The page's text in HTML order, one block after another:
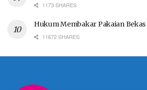
1173 SHARES
Hukum Membakar Pakaian Bekas
11672 SHARES